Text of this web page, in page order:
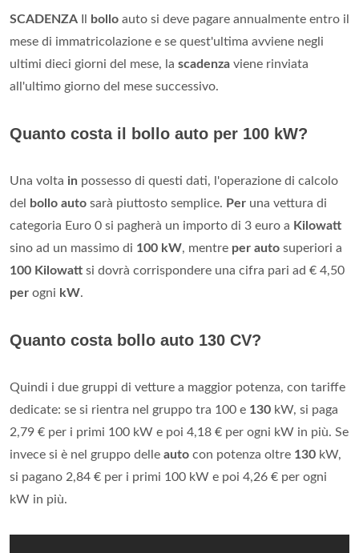
SCADENZA bollo auto si deve pagare annualmente entro il
mese di immatricolazione e se quest'ultima avviene negli
ultimi dieci giorni del mese, la scadenza viene rinviata
all'ultimo giorno del mese successivo.
Quanto costa il bollo auto per 100 kW?
Una volta in possesso di questi dati, l'operazione di calcolo
del
bollo auto sarà piuttosto semplice. Per una vettura di
categoria Euro 0 si pagherà un importo di 3 euro a Kilowatt
sino ad un massimo di 100 kW, mentre per auto superiori a
100 Kilowatt si dovrà corrispondere una cifra pari ad € 4,50
per ogni kW.
Quanto costa bollo auto 130 CV?
Quindi i due gruppi di vetture a maggior potenza, con tariffe
dedicate: se si rientra nel gruppo tra 100 e 130 kW, si paga
2,79 € per i primi 100 kW e poi 4,18 € per ogni kW in più. Se
invece si è nel gruppo delle auto con potenza oltre 130 kW,
si pagano 2,84 € per i primi 100 kW e poi 4,26 € per ogni
kW in più.